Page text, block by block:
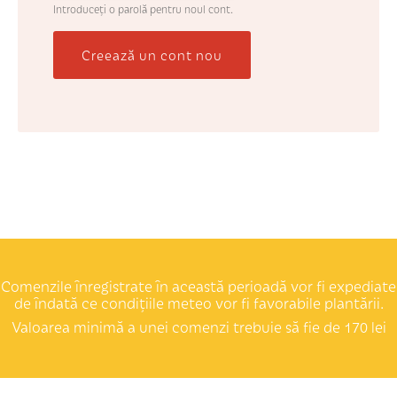
Introduceţi o parolă pentru noul cont.
Creează un cont nou
Comenzile înregistrate în această perioadă vor fi expediate
de îndată ce condițiile meteo vor fi favorabile plantării.
Valoarea minimă a unei comenzi trebuie să fie de 170 lei